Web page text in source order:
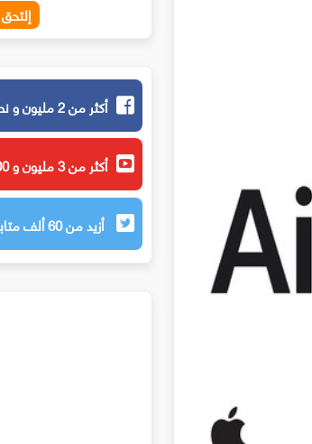
أكثر من 2 مليون و نصف معجب
أكثر من 3 مليون و 800 ألف متابع
أزيد من 60 ألف متابع لنا عبر تويتر